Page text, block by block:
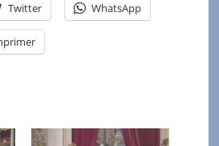
Twitter WhatsApp